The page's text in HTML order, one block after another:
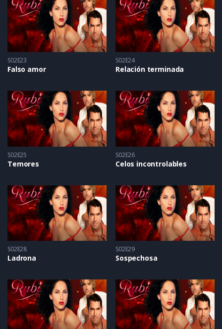
S02E23
Falso amor
S02E24
Relación terminada
S02E25
Temores
S02E26
Celos incontrolables
S02E28
Ladrona
S02E29
Sospechosa